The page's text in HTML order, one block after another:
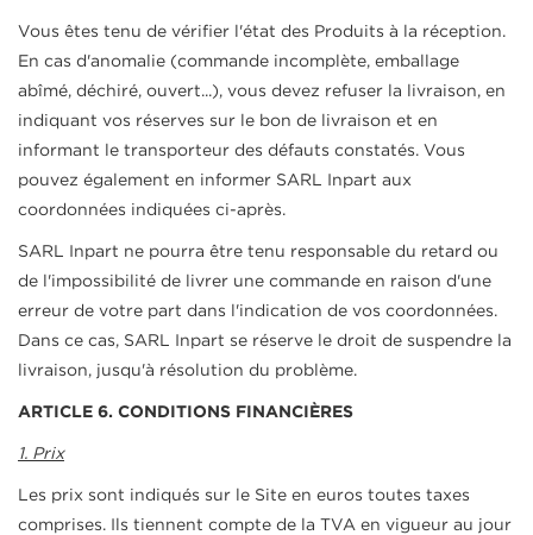
Vous êtes tenu de vérifier l'état des Produits à la réception.
En cas d'anomalie (commande incomplète, emballage
abîmé, déchiré, ouvert...), vous devez refuser la livraison, en
indiquant vos réserves sur le bon de livraison et en
informant le transporteur des défauts constatés. Vous
pouvez également en informer SARL Inpart aux
coordonnées indiquées ci-après.
SARL Inpart ne pourra être tenu responsable du retard ou
de l'impossibilité de livrer une commande en raison d'une
erreur de votre part dans l'indication de vos coordonnées.
Dans ce cas, SARL Inpart se réserve le droit de suspendre la
livraison, jusqu'à résolution du problème.
ARTICLE 6. CONDITIONS FINANCIÈRES
1. Prix
Les prix sont indiqués sur le Site en euros toutes taxes
comprises. Ils tiennent compte de la TVA en vigueur au jour